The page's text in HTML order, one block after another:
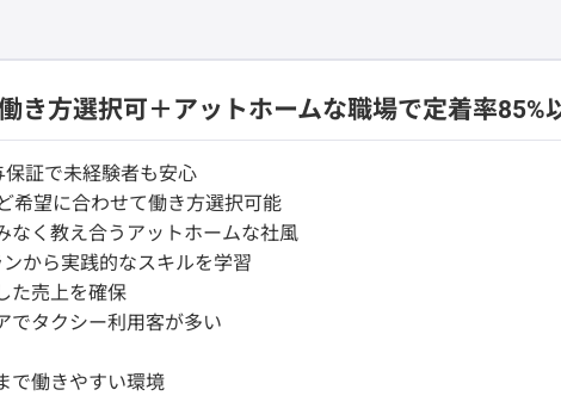
き方選択可＋アットホームな職場で定着率85%
保証で未経験者も安心
希望に合わせて働き方選択可能
なく教え合うアットホームな社風
から実践的なスキルを学習
た売上を確保
でタクシー利用客が多い
で働きやすい環境